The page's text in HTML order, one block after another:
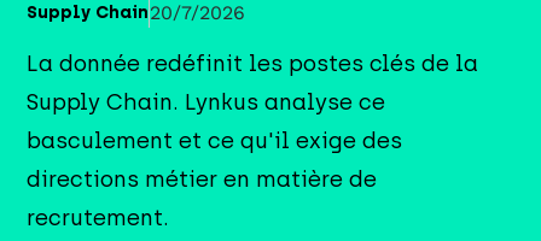
Supply Chain20/7/2026
La donnée redéfinit les postes clés de la
Supply Chain. Lynkus analyse ce
basculement et ce qu'il exige des
directions métier en matière de
recrutement.